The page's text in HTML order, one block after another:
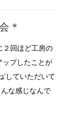
＊
２回ほど工房の
ップしたことが
’していただいて
な感じなんで